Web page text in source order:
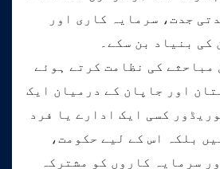
جدت، سرمایہ کاری اور
بنیاد بن سکے۔
مباحثے کی نظامت کرتے ہوئے
اور جاپان کے درمیان ایک
کسی ایک ادارے یا فرد
بلکہ اس کے لیے حکومت،
سرمایہ کاروں کو مشترکہ